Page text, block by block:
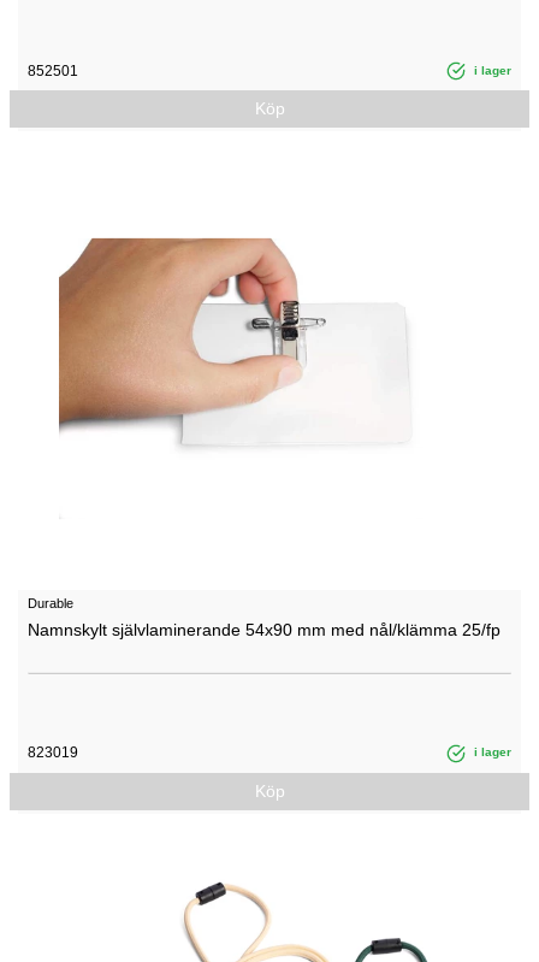
852501 i lager
Köp
Durable
Namnskylt självlaminerande 54x90 mm med nål/klämma 25/fp
823019 i lager
Köp